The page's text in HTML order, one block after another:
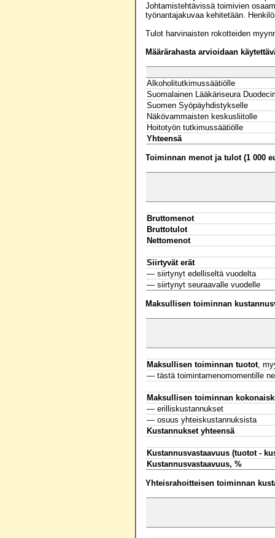
Johtamistehtävissä toimivien
työnantajakuvaa kehitetään.
Tulot harvinaisten rokotteiden
Määrärahasta arvioidaan
Alkoholitutkimussäätiölle
Suomalainen Lääkäriseura
Suomen Syöpäyhdistykselle
Näkövammaisten keskusliitolle
Hoitotyön tutkimussäätiölle
Yhteensä
Toiminnan menot ja tulot (1 000
Bruttomenot
Bruttotulot
Nettomenot
Siirtyvät erät
— siirtynyt edelliseltä vuodelta
— siirtynyt seuraavalle vuodelle
Maksullisen toiminnan
Maksullisen toiminnan tuotot,
— tästä toimintamenomomentille
Maksullisen toiminnan
— erilliskustannukset
— osuus yhteiskustannuksista
Kustannukset yhteensä
Kustannusvastaavuus (tuotot -
Kustannusvastaavuus, %
Yhteisrahoitteisen toiminnan